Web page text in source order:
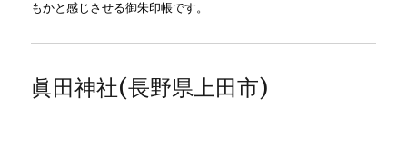
もかと感じさせる御朱印帳です。
眞田神社(長野県上田市)